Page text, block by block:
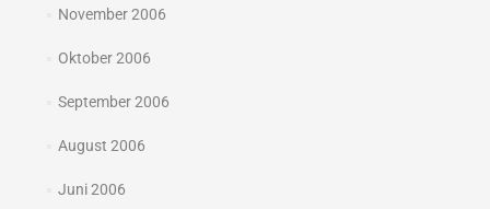
November 2006
Oktober 2006
September 2006
August 2006
Juni 2006